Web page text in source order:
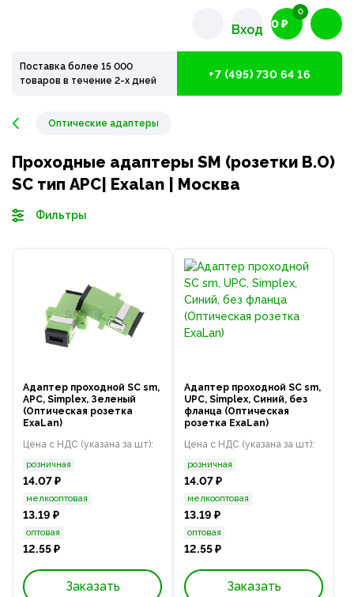
Вход 0 ₽
0
Поставка более 15 000
товаров в течение 2-х дней
+7 (495) 730 64 16
Оптические адаптеры
Проходные адаптеры SM (розетки В.О)
SC тип APC| Exalan | Москва
Фильтры
Адаптер проходной SC sm,
APC, Simplex, Зеленый
(Оптическая розетка
ExaLan)
Цена с НДС (указана за шт):
розничная
14.07 ₽
мелкооптовая
13.19 ₽
оптовая
12.55 ₽
Заказать
Адаптер проходной SC sm,
UPC, Simplex, Синий, без
фланца (Оптическая
розетка ExaLan)
Цена с НДС (указана за шт):
розничная
14.07 ₽
мелкооптовая
13.19 ₽
оптовая
12.55 ₽
Заказать